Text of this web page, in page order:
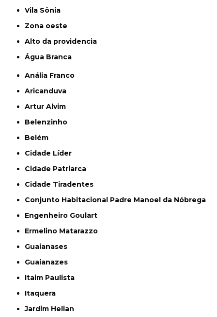
Vila Sônia
Zona oeste
alto da providencia
Água Branca
Anália Franco
Aricanduva
Artur Alvim
Belenzinho
Belém
Cidade Líder
Cidade Patriarca
Cidade Tiradentes
Conjunto Habitacional Padre Manoel da Nóbrega
Engenheiro Goulart
Ermelino Matarazzo
Guaianases
Guaianazes
Itaim Paulista
Itaquera
Jardim Helian